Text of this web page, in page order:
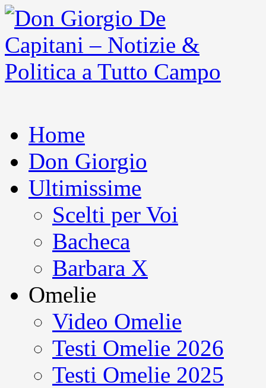
Home
Don Giorgio
Ultimissime
Scelti per Voi
Bacheca
Barbara X
Omelie
Video Omelie
Testi Omelie 2026
Testi Omelie 2025